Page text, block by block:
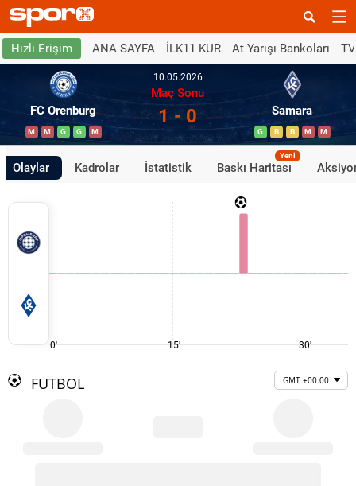
Hızlı Erişim ANA SAYFA İLK11 KUR At Yarışı Bankoları
FC Orenburg
M M G G M
10.05.2026
Maç Sonu
1 - 0 Samara
G B B M M
Olaylar Kadrolar İstatistik Baskı Haritası
Yeni
0' 15' 30'
FUTBOL GMT +00:00